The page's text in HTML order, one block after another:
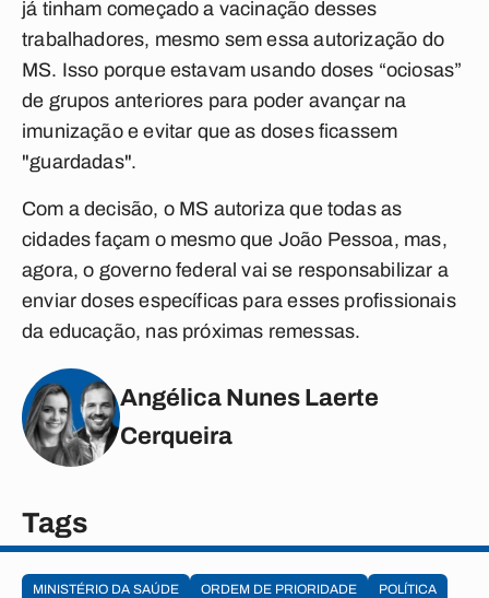
já tinham começado a vacinação desses
trabalhadores, mesmo sem essa autorização do
MS. Isso porque estavam usando doses “ociosas”
de grupos anteriores para poder avançar na
imunização e evitar que as doses ficassem
"guardadas".
Com a decisão, o MS autoriza que todas as
cidades façam o mesmo que João Pessoa, mas,
agora, o governo federal vai se responsabilizar a
enviar doses específicas para esses profissionais
da educação, nas próximas remessas.
Angélica Nunes Laerte
Cerqueira
Tags
MINISTÉRIO DA SAÚDE ORDEM DE PRIORIDADE
POLÍTICA